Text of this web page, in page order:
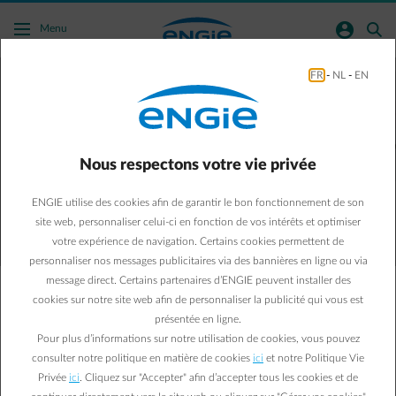
Acc�der au contenu principal
Menu normal-account-circle search
Customer Area
Tous les documents et outils utiles pour
une gestion
seul et même endroit
Connectez-vous
Créez un compte
FR - NL - EN
Nous respectons votre vie privée
ENGIE utilise des cookies afin de garantir le bon fonctionnement de son
site web, personnaliser celui-ci en fonction de vos intérêts et optimiser
votre expérience de navigation. Certains cookies permettent de
personnaliser nos messages publicitaires via des bannières en ligne ou via
message direct. Certains partenaires d’ENGIE peuvent installer des
cookies sur notre site web afin de personnaliser la publicité qui vous est
présentée en ligne.
Pour plus d’informations sur notre utilisation de cookies, vous pouvez
consulter notre politique en matière de cookies ici et notre Politique Vie
Privée ici . Cliquez sur "Accepter" afin d’accepter tous les cookies et de